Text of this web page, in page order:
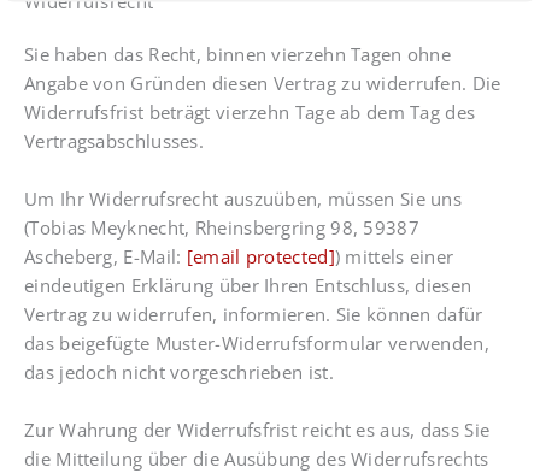
Sie haben das Recht, binnen vierzehn Tagen ohne
Angabe von Gründen diesen Vertrag zu widerrufen. Die
Widerrufsfrist beträgt vierzehn Tage ab dem Tag des
Vertragsabschlusses.
Um Ihr Widerrufsrecht auszuüben, müssen Sie uns
(Tobias Meyknecht, Rheinsbergring 98, 59387
Ascheberg, E-Mail: [email protected]) mittels einer
eindeutigen Erklärung über Ihren Entschluss, diesen
Vertrag zu widerrufen, informieren. Sie können dafür
das beigefügte Muster-Widerrufsformular verwenden,
das jedoch nicht vorgeschrieben ist.
Zur Wahrung der Widerrufsfrist reicht es aus, dass Sie
die Mitteilung über die Ausübung des Widerrufsrechts